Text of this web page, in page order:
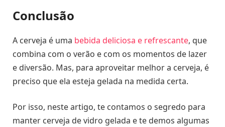
Conclusão
A cerveja é uma bebida deliciosa e refrescante, que
combina com o verão e com os momentos de lazer
e diversão. Mas, para aproveitar melhor a cerveja, é
preciso que ela esteja gelada na medida certa.
Por isso, neste artigo, te contamos o segredo para
manter cerveja de vidro gelada e te demos algumas